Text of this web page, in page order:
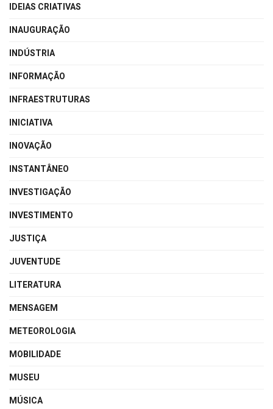
IDEIAS CRIATIVAS
INAUGURAÇÃO
INDÚSTRIA
INFORMAÇÃO
INFRAESTRUTURAS
INICIATIVA
INOVAÇÃO
INSTANTÂNEO
INVESTIGAÇÃO
INVESTIMENTO
JUSTIÇA
JUVENTUDE
LITERATURA
MENSAGEM
METEOROLOGIA
MOBILIDADE
MUSEU
MÚSICA